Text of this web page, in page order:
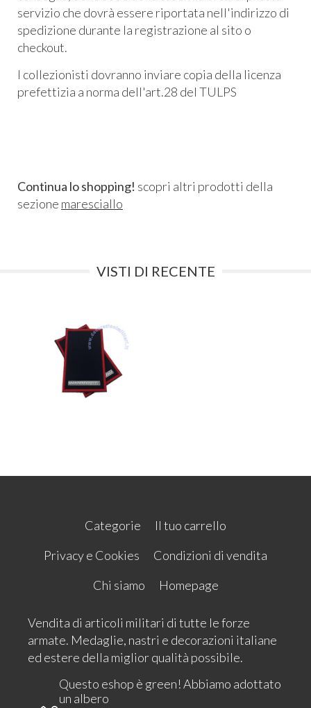
servizio che dovrà essere riportata nell'indirizzo di
spedizione durante la registrazione al sito o
checkout.
I collezionisti dovranno inviare copia della licenza
prefettizia a norma dell'art.28 del TULPS
Continua lo shopping! scopri altri prodotti della
sezione maresciallo
VISTI DI RECENTE
Categorie
Il tuo carrello
Privacy e Cookies
Condizioni di vendita
Chi siamo
Homepage
Vendita di articoli militari di tutte le forze
armate. Medaglie, nastri e decorazioni italiane
ed estere della miglior qualità possibile.
Questo eshop è green! Abbiamo adottato
un albero